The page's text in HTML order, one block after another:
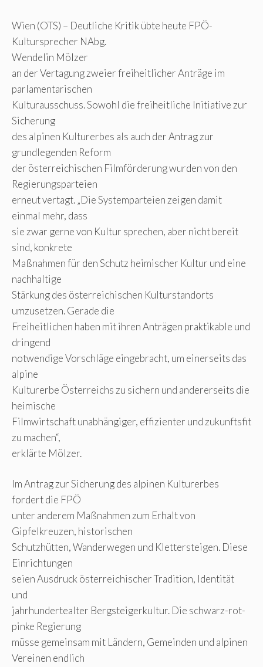
Wien (OTS) – Deutliche Kritik übte heute FPÖ-
Kultursprecher NAbg.
Wendelin Mölzer
an der Vertagung zweier freiheitlicher Anträge im
parlamentarischen
Kulturausschuss. Sowohl die freiheitliche Initiative zur
Sicherung
des alpinen Kulturerbes als auch der Antrag zur
grundlegenden Reform
der österreichischen Filmförderung wurden von den
Regierungsparteien
erneut vertagt. „Die Systemparteien zeigen damit
einmal mehr, dass
sie zwar gerne von Kultur sprechen, aber nicht bereit
sind, konkrete
Maßnahmen für den Schutz heimischer Kultur und eine
nachhaltige
Stärkung des österreichischen Kulturstandorts
umzusetzen. Gerade die
Freiheitlichen haben mit ihren Anträgen praktikable und
dringend
notwendige Vorschläge eingebracht, um einerseits das
alpine
Kulturerbe Österreichs zu sichern und andererseits die
heimische
Filmwirtschaft unabhängiger, effizienter und zukunftsfit
zu machen“,
erklärte Mölzer.
Im Antrag zur Sicherung des alpinen Kulturerbes
fordert die FPÖ
unter anderem Maßnahmen zum Erhalt von
Gipfelkreuzen, historischen
Schutzhütten, Wanderwegen und Klettersteigen. Diese
Einrichtungen
seien Ausdruck österreichischer Tradition, Identität
und
jahrhundertealter Bergsteigerkultur. Die schwarz-rot-
pinke Regierung
müsse gemeinsam mit Ländern, Gemeinden und alpinen
Vereinen endlich